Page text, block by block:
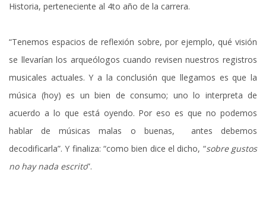
Historia, perteneciente al 4to año de la carrera.
“Tenemos espacios de reflexión sobre, por ejemplo, qué visión
se llevarían los arqueólogos cuando revisen nuestros registros
musicales actuales. Y a la conclusión que llegamos es que la
música (hoy) es un bien de consumo; uno lo interpreta de
acuerdo a lo que está oyendo. Por eso es que no podemos
hablar de músicas malas o buenas, antes debemos
decodificarla”. Y finaliza: “como bien dice el dicho, “sobre gustos
no hay nada escrito”.